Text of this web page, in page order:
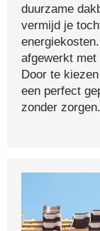
duurzame
vermijd je
afgewerkt met
Door te
een perfect
zonder zorgen.